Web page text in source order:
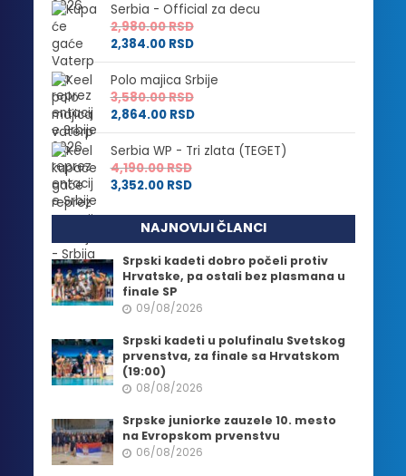
Serbia - Official za decu
2,980.00RSD
2,384.00 RSD
Polo majica Srbije
3,580.00RSD
2,864.00 RSD
Serbia WP - Tri zlata (TEGET)
4,190.00RSD
3,352.00 RSD
NAJNOVIJI ČLANCI
Srpski kadeti dobro počeli protiv
Hrvatske, pa ostali bez plasmana u
finale SP
09/08/2026
Srpski kadeti u polufinalu Svetskog
prvenstva, za finale sa Hrvatskom
(19:00)
08/08/2026
Srpske juniorke zauzele 10. mesto
na Evropskom prvenstvu
06/08/2026